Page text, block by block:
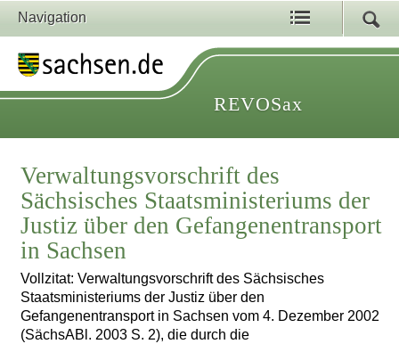
Navigation
REVOSax
Verwaltungsvorschrift des
Sächsisches Staatsministeriums der
Justiz über den Gefangenentransport
in Sachsen
Vollzitat: Verwaltungsvorschrift des Sächsisches
Staatsministeriums der Justiz über den
Gefangenentransport in Sachsen vom 4. Dezember 2002
(SächsABl. 2003 S. 2), die durch die